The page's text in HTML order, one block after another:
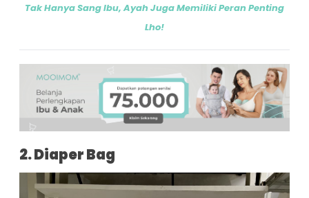
Tak Hanya Sang Ibu, Ayah Juga Memiliki Peran Penting
Lho!
2. Diaper Bag